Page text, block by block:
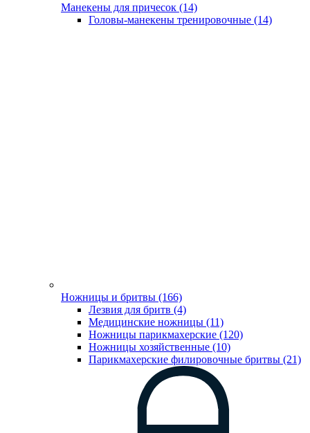
Манекены для причесок (14)
Головы-манекены тренировочные (14)
Ножницы и бритвы (166)
Лезвия для бритв (4)
Медицинские ножницы (11)
Ножницы парикмахерские (120)
Ножницы хозяйственные (10)
Парикмахерские филировочные бритвы (21)